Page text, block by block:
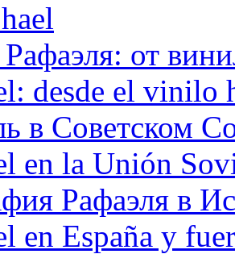
от
desde el vinilo
в Советском
en la Unión
Рафаэля в
en España y